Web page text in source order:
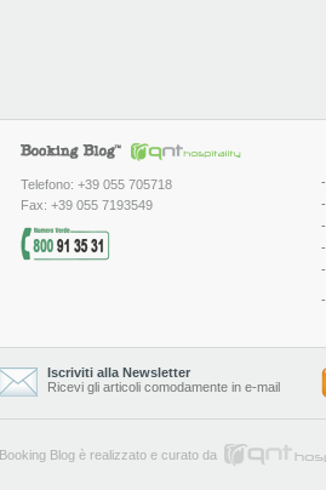
Telefono: +39 055 705718
Fax: +39 055 7193549
-
-
-
-
-
-
Iscriviti alla Newsletter
Ricevi gli articoli comodamente in e-mail
Booking Blog è realizzato e curato da